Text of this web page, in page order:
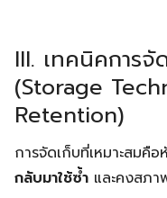
for:
III. เทคนิคการ
(Storage
Retention)
การจัดเก็บที่เหมาะสมคื
กลับมาใช้ซ้ำ และคงสภา